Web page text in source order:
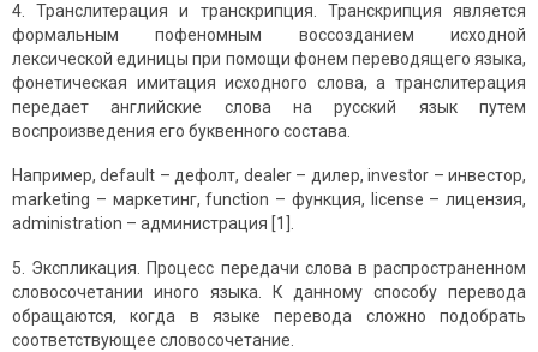
4. Транслитерация и транскрипция. Транскрипция является
формальным пофеномным воссозданием исходной
лексической единицы при помощи фонем переводящего языка,
фонетическая имитация исходного слова, а транслитерация
передает английские слова на русский язык путем
воспроизведения его буквенного состава.
Например, default – дефолт, dealer – дилер, investor – инвестор,
marketing – маркетинг, function – функция, license – лицензия,
administration – администрация [1].
5. Экспликация. Процесс передачи слова в распространенном
словосочетании иного языка. К данному способу перевода
обращаются, когда в языке перевода сложно подобрать
соответствующее словосочетание.